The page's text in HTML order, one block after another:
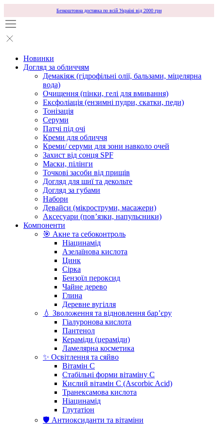
Безкоштовна доставка по всій Україні від 2000 грн
Новинки
Догляд за обличчям
Демакіяж (гідрофільні олії, бальзами, міцелярна
вода)
Очищення (пінки, гелі для вмивання)
Ексфоліація (ензимні пудри, скатки, педи)
Тонізація
Серуми
Патчі під очі
Креми для обличчя
Креми/ серуми для зони навколо очей
Захист від сонця SPF
Маски, пілінги
Точкові засоби від прищів
Догляд для шиї та декольте
Догляд за губами
Набори
Девайси (мікроструми, масажери)
Аксесуари (повʼязки, напульсники)
Компоненти
🎯 Акне та себоконтроль
Ніацинамід
Азелаїнова кислота
Цинк
Сірка
Бензоїл пероксид
Чайне дерево
Глина
Деревне вугілля
💧 Зволоження та відновлення бар’єру
Гіалуронова кислота
Пантенол
Кераміди (цераміди)
Ламелярна косметика
✨ Освітлення та сяйво
Вітамін С
Стабільні форми вітаміну С
Кислий вітамін С (Ascorbic Acid)
Транексамова кислота
Ніацинамід
Глутатіон
🛡️ Антиоксиданти та вітаміни